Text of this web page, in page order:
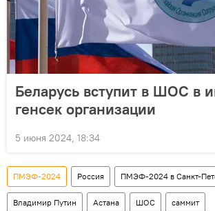
Беларусь вступит в ШОС в
генсек организации
5 июня 2024, 18:34
ПМЭФ-2024 Россия ПМЭФ-2024 в Санкт-
Владимир Путин Астана ШОС саммит